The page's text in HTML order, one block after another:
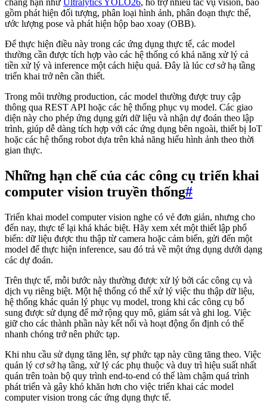
gồm phát hiện đối tượng, phân loại hình ảnh, phân đoạn thực thể,
ước lượng pose và phát hiện hộp bao xoay (OBB).
Để thực hiện điều này trong các ứng dụng thực tế, các model
thường cần được tích hợp vào các hệ thống có khả năng xử lý cả
tiền xử lý và inference một cách hiệu quả. Đây là lúc cơ sở hạ tầng
triển khai trở nên cần thiết.
Trong môi trường production, các model thường được truy cập
thông qua REST API hoặc các hệ thống phục vụ model. Các giao
diện này cho phép ứng dụng gửi dữ liệu và nhận dự đoán theo lập
trình, giúp dễ dàng tích hợp với các ứng dụng bên ngoài, thiết bị IoT
hoặc các hệ thống robot dựa trên khả năng hiểu hình ảnh theo thời
gian thực.
Những hạn chế của các công cụ triển khai
computer vision truyền thống#
Triển khai model computer vision nghe có vẻ đơn giản, nhưng cho
đến nay, thực tế lại khá khác biệt. Hãy xem xét một thiết lập phổ
biến: dữ liệu được thu thập từ camera hoặc cảm biến, gửi đến một
model để thực hiện inference, sau đó trả về một ứng dụng dưới dạng
các dự đoán.
Trên thực tế, mỗi bước này thường được xử lý bởi các công cụ và
dịch vụ riêng biệt. Một hệ thống có thể xử lý việc thu thập dữ liệu,
hệ thống khác quản lý phục vụ model, trong khi các công cụ bổ
sung được sử dụng để mở rộng quy mô, giám sát và ghi log. Việc
giữ cho các thành phần này kết nối và hoạt động ổn định có thể
nhanh chóng trở nên phức tạp.
Khi nhu cầu sử dụng tăng lên, sự phức tạp này cũng tăng theo. Việc
quản lý cơ sở hạ tầng, xử lý các phụ thuộc và duy trì hiệu suất nhất
quán trên toàn bộ quy trình end-to-end có thể làm chậm quá trình
phát triển và gây khó khăn hơn cho việc triển khai các model
computer vision trong các ứng dụng thực tế.